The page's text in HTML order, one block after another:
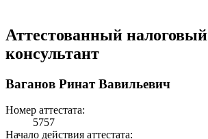
Аттестованный налоговый
консультант
Ваганов Ринат Вавильевич
Номер аттестата:
5757
Начало действия аттестата: